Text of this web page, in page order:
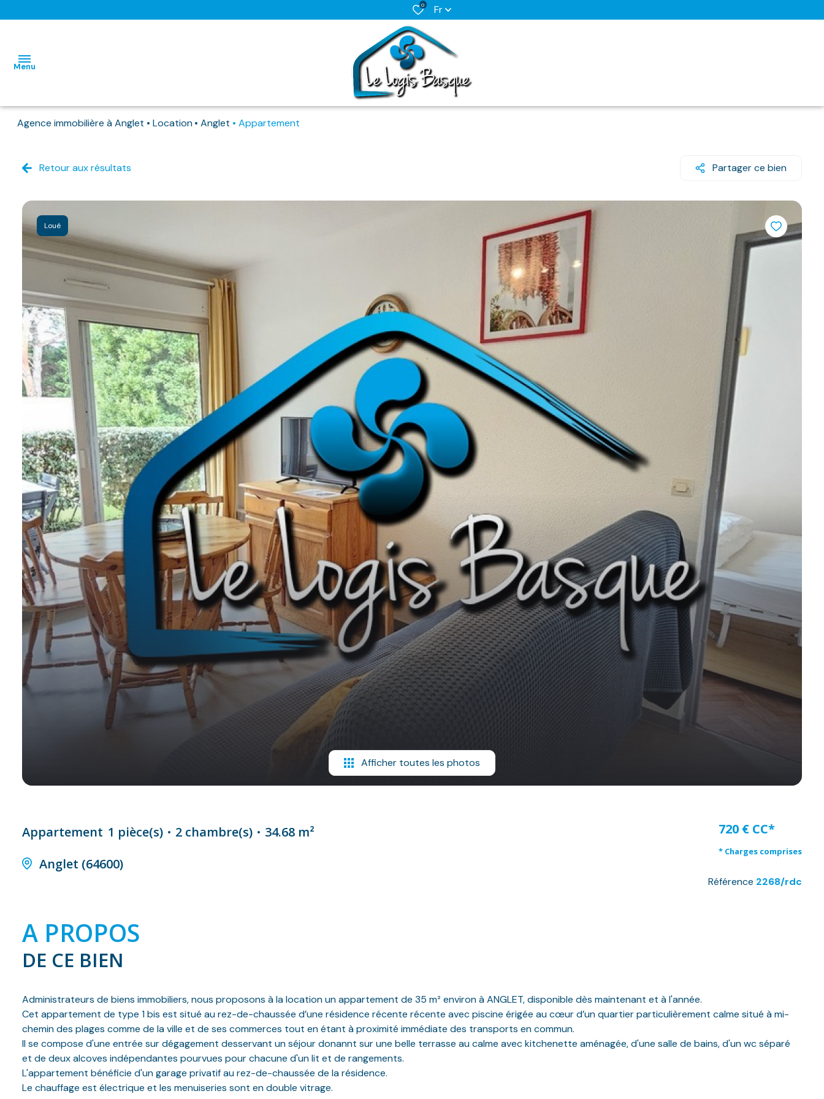
0 Fr
Menu
NOS BIENS
DISPONIBLES
HABITATIONS
IMMO
PRO
NOS
BIENS
DEJA
LOUES
HABITATIONS
IMMO
PRO
VILLES
DOSSIER DE
CANDIDATURE
NOS
PRESTATIONS
CONTACT
Agence immobilière à Anglet Location Anglet Appartement
Retour aux résultats Partager ce bien
Loué
Afficher toutes les photos
Appartement 1 pièce(s) 2 chambre(s)
34.68 m²
Anglet (64600)
720 € CC*
* Charges comprises
Référence 2268/rdc
A PROPOS
DE CE BIEN
Administrateurs de biens immobiliers, nous proposons à la location un appartement de 35 m² environ à ANGLET, disponible dès maintenant et à l'année.
Cet appartement de type 1 bis est situé au rez-de-chaussée d’une résidence récente récente avec piscine érigée au cœur d’un quartier particulièrement calme situé à mi-
chemin des plages comme de la ville et de ses commerces tout en étant à proximité immédiate des transports en commun.
Il se compose d'une entrée sur dégagement desservant un séjour donannt sur une belle terrasse au calme avec kitchenette aménagée, d'une salle de bains, d'un wc séparé
et de deux alcoves indépendantes pourvues pour chacune d'un lit et de rangements.
L'appartement bénéficie d'un garage privatif au rez-de-chaussée de la résidence.
Le chauffage est électrique et les menuiseries sont en double vitrage.